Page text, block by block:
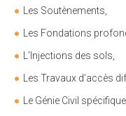
Les Soutènements,
Les Fondations
L’Injections des sols,
Les Travaux d’accès
Le Génie Civil spécifique,